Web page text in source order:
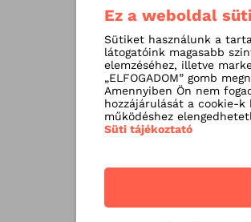
Ez a weboldal
Sütiket használunk a
látogatóink magasabb
elemzéséhez, illetve
„ELFOGADOM” gomb
Amennyiben Ön nem
hozzájárulását a cookie-k
működéshez
Süti tájékoztató